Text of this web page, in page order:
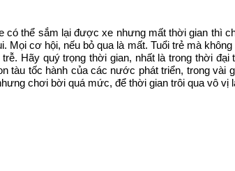
thể sắm lại được xe nhưng mất thời gian thì
Mọi cơ hội, nếu bỏ qua là mất. Tuổi trẻ mà
Hãy quý trọng thời gian, nhất là trong thời
tàu tốc hành của các nước phát triển, trong
chơi bời quá mức, để thời gian trôi qua vô